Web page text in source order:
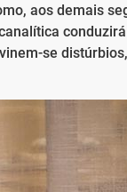
aos demais
se